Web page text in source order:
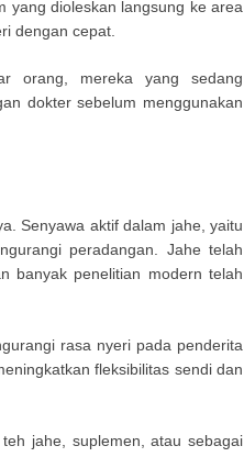
yang dioleskan langsung ke area
dengan cepat.
orang, mereka yang sedang
dokter sebelum menggunakan
Senyawa aktif dalam jahe, yaitu
peradangan. Jahe telah
banyak penelitian modern telah
rasa nyeri pada penderita
fleksibilitas sendi dan
jahe, suplemen, atau sebagai